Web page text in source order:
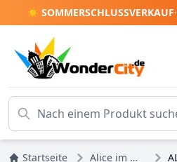
☀️ SOMMERSCHLUSSVERKAUF·
Startseite Alice im Wunderland